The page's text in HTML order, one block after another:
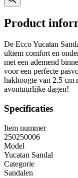
Product
De Ecco Yucatan
ultiem comfort en
met een ademend
voor een perfecte
hakhoogte van 2.5 cm
avontuurlijke dagen!
Specificaties
Item nummer
250250006
Model
Yucatan Sandal
Categorie
Sandalen